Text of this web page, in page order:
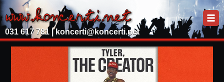
031 617 781 | koncerti@koncerti.net